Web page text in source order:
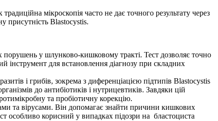
мікроскопія часто не дає точного результату через
присутність Blastocystis.
порушень у шлунково-кишковому тракті. Тест дозволяє точно
інструмент для встановлення діагнозу при складних
і грибів, зокрема з диференціацією підтипів Blastocystis
до антибіотиків і нутрицевтиків. Завдяки цій
та пробіотичну корекцію.
та вірусами. Він допомагає знайти причини кишкових
особливо корисний у випадках підозри на бластоциста